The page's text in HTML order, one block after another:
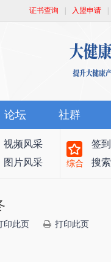
证书查询 入盟申请
论坛 社群
视频风采
图片风采 综合
签到
搜索
印此页 打印此页